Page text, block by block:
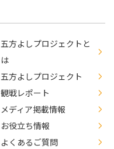
五方よしプロジェクトと
は
五方よしプロジェクト
観戦レポート
メディア掲載情報
お役立ち情報
よくあるご質問